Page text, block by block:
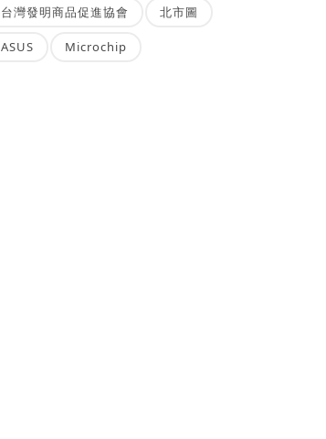
台灣發明商品促進協會 北市圖
ASUS Microchip